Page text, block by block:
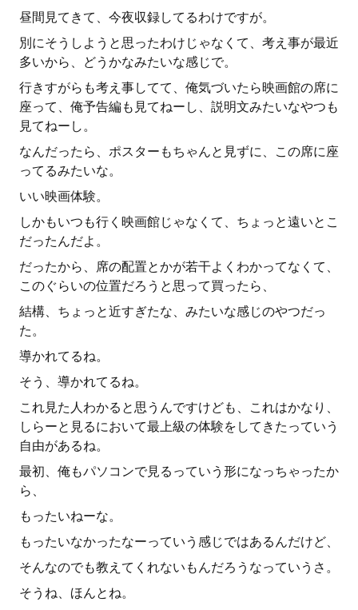
昼間見てきて、今夜収録してるわけですが。
別にそうしようと思ったわけじゃなくて、考え事が最近
多いから、どうかなみたいな感じで。
行きすがらも考え事してて、俺気づいたら映画館の席に
座って、俺予告編も見てねーし、説明文みたいなやつも
見てねーし。
なんだったら、ポスターもちゃんと見ずに、この席に座
ってるみたいな。
いい映画体験。
しかもいつも行く映画館じゃなくて、ちょっと遠いとこ
だったんだよ。
だったから、席の配置とかが若干よくわかってなくて、
このぐらいの位置だろうと思って買ったら、
結構、ちょっと近すぎたな、みたいな感じのやつだっ
た。
導かれてるね。
そう、導かれてるね。
これ見た人わかると思うんですけども、これはかなり、
しらーと見るにおいて最上級の体験をしてきたっていう
自由があるね。
最初、俺もパソコンで見るっていう形になっちゃったか
ら、
もったいねーな。
もったいなかったなーっていう感じではあるんだけど、
そんなのでも教えてくれないもんだろうなっていうさ。
そうね、ほんとね。